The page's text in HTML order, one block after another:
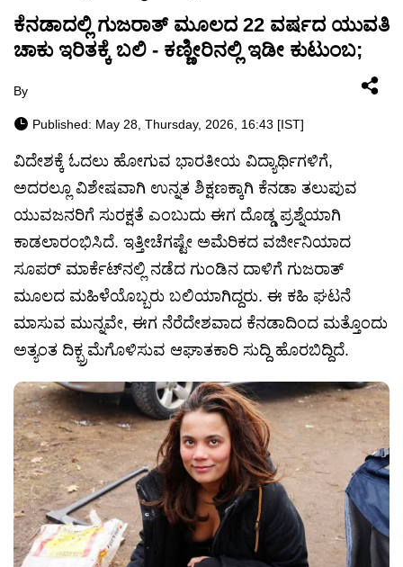
ಕೆನಡಾದಲ್ಲಿ ಗುಜರಾತ್ ಮೂಲದ 22 ವರ್ಷದ ಯುವತಿ
ಚಾಕು ಇರಿತಕ್ಕೆ ಬಲಿ - ಕಣ್ಣೀರಿನಲ್ಲಿ ಇಡೀ ಕುಟುಂಬ;
By
Published: May 28, Thursday, 2026, 16:43 [IST]
ವಿದೇಶಕ್ಕೆ ಓದಲು ಹೋಗುವ ಭಾರತೀಯ ವಿದ್ಯಾರ್ಥಿಗಳಿಗೆ,
ಅದರಲ್ಲೂ ವಿಶೇಷವಾಗಿ ಉನ್ನತ ಶಿಕ್ಷಣಕ್ಕಾಗಿ ಕೆನಡಾ ತಲುಪುವ
ಯುವಜನರಿಗೆ ಸುರಕ್ಷತೆ ಎಂಬುದು ಈಗ ದೊಡ್ಡ ಪ್ರಶ್ನೆಯಾಗಿ
ಕಾಡಲಾರಂಭಿಸಿದೆ. ಇತ್ತೀಚೆಗಷ್ಟೇ ಅಮೆರಿಕದ ವರ್ಜೀನಿಯಾದ
ಸೂಪರ್ ಮಾರ್ಕೆಟ್‌ನಲ್ಲಿ ನಡೆದ ಗುಂಡಿನ ದಾಳಿಗೆ ಗುಜರಾತ್
ಮೂಲದ ಮಹಿಳೆಯೊಬ್ಬರು ಬಲಿಯಾಗಿದ್ದರು. ಈ ಕಹಿ ಘಟನೆ
ಮಾಸುವ ಮುನ್ನವೇ, ಈಗ ನೆರೆದೇಶವಾದ ಕೆನಡಾದಿಂದ ಮತ್ತೊಂದು
ಅತ್ಯಂತ ದಿಕ್ಭ್ರಮೆಗೊಳಿಸುವ ಆಘಾತಕಾರಿ ಸುದ್ದಿ ಹೊರಬಿದ್ದಿದೆ.